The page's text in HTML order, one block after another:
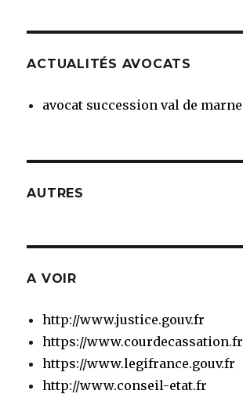
ACTUALITÉS AVOCATS
avocat succession val de marne
AUTRES
A VOIR
http://www.justice.gouv.fr
https://www.courdecassation.fr
https://www.legifrance.gouv.fr
http://www.conseil-etat.fr